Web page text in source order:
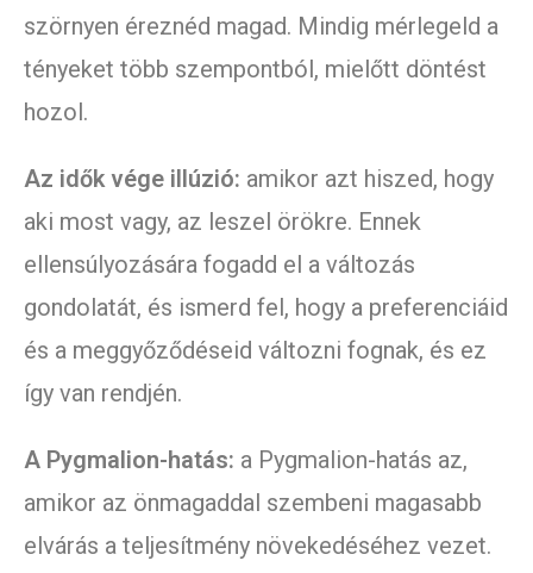
szörnyen éreznéd magad. Mindig mérlegeld a
tényeket több szempontból, mielőtt döntést
hozol.
Az idők vége illúzió: amikor azt hiszed, hogy
aki most vagy, az leszel örökre. Ennek
ellensúlyozására fogadd el a változás
gondolatát, és ismerd fel, hogy a preferenciáid
és a meggyőződéseid változni fognak, és ez
így van rendjén.
A Pygmalion-hatás: a Pygmalion-hatás az,
amikor az önmagaddal szembeni magasabb
elvárás a teljesítmény növekedéséhez vezet.